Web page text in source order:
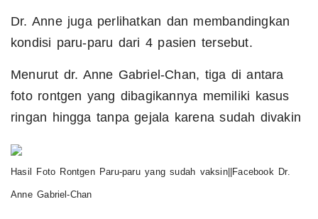
Dr. Anne juga perlihatkan dan membandingkan
kondisi paru-paru dari 4 pasien tersebut.
Menurut dr. Anne Gabriel-Chan, tiga di antara
foto rontgen yang dibagikannya memiliki kasus
ringan hingga tanpa gejala karena sudah divakin
Hasil Foto Rontgen Paru-paru yang sudah vaksin||Facebook Dr.
Anne Gabriel-Chan